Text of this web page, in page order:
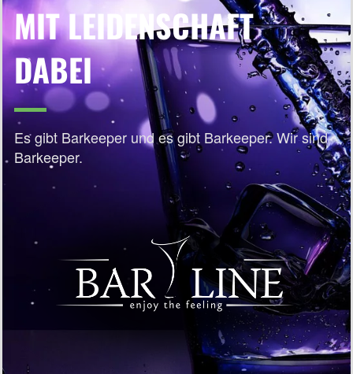
MIT LEIDENSCHAFT
DABEI
Es gibt Barkeeper und es gibt Barkeeper. Wir sind
Barkeeper.